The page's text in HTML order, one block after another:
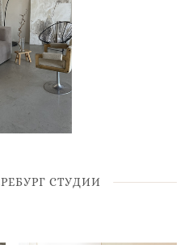
СТУДИИ